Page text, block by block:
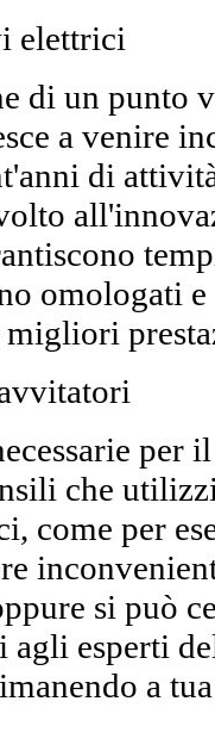
elettrici
di un punto
a venire
di
omologati
migliori
che
come per
si può
esperti
a